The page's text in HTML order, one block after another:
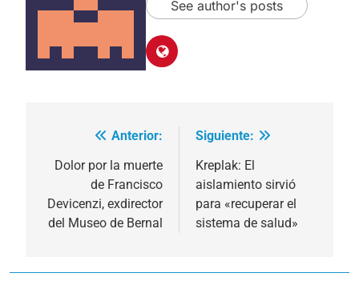
See author's posts
Navegación
de
entradas
Anterior:
Dolor por la muerte
de Francisco
Devicenzi, exdirector
del Museo de Bernal
Siguiente:
Kreplak: El
aislamiento sirvió
para «recuperar el
sistema de salud»